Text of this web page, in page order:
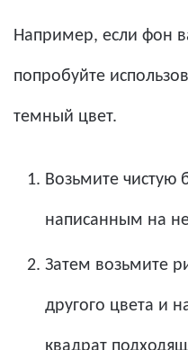
Например, если фон
попробуйте
темный цвет.
Возьмите чистую
написанным на
Затем возьмите
другого цвета и